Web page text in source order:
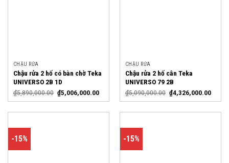
CHẬU RỬA
Chậu rửa 2 hố có bàn chờ Teka
UNIVERSO 2B 1D
₫5,890,000.00 ₫5,006,000.00
CHẬU RỬA
Chậu rửa 2 hố cân Teka
UNIVERSO 79 2B
₫5,090,000.00 ₫4,326,000.00
-15% -15%